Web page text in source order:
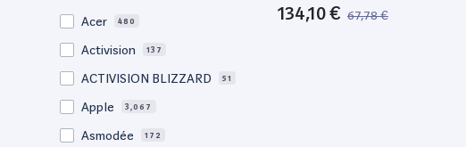
Acer 480
Activision 137
ACTIVISION BLIZZARD 51
Apple 3,067
Asmodée 172
134,10 € 67,78 €